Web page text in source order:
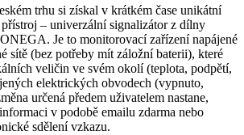
trhu si získal v krátkém čase unikátní
– univerzální signalizátor z dílny
Je to monitorovací zařízení napájené
sítě (bez potřeby mít záložní baterii), které
veličin ve svém okolí (teplota, podpětí,
elektrických obvodech (vypnuto,
určená předem uživatelem nastane,
v podobě emailu zdarma nebo
sdělení vzkazu.